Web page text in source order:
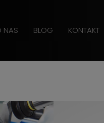
NAS BLOG KONTAKT